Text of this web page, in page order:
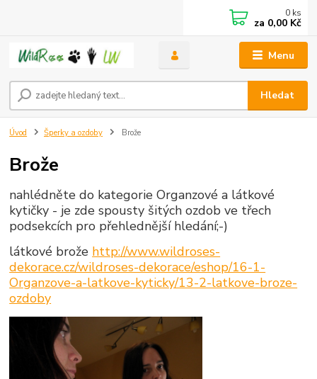
Menu
Hledat
0 ks
za 0,00 Kč
Úvod Šperky a ozdoby Brože
Brože
nahlédněte do kategorie Organzové a látkové
kytičky - je zde spousty šitých ozdob ve třech
podsekcích pro přehlednější hledání;-)
látkové brože http://www.wildroses-
dekorace.cz/wildroses-dekorace/eshop/16-1-
Organzove-a-latkove-kyticky/13-2-latkove-broze-
ozdoby